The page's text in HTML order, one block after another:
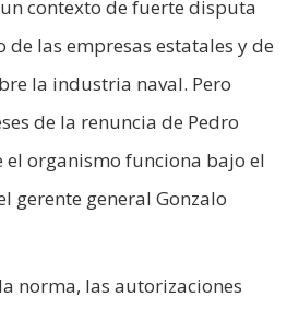
contexto de fuerte disputa
las empresas estatales y de
la industria naval. Pero
de la renuncia de Pedro
el organismo funciona bajo el
gerente general Gonzalo
norma, las autorizaciones